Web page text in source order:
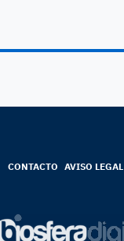
CONTACTO AVISO LEGAL